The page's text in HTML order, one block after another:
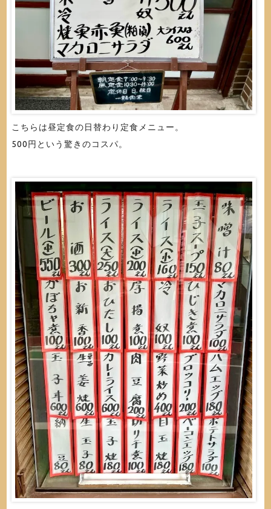
こちらは昼定食の日替わり定食メニュー。
500円という驚きのコスパ。